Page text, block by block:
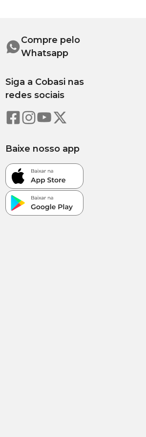
Compre pelo
Whatsapp
Siga a Cobasi nas
redes sociais
Baixe nosso app